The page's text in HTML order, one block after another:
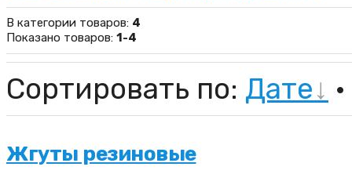
В категории товаров: 4
Показано товаров: 1-4
Сортировать по: Дате ·
Жгуты резиновые